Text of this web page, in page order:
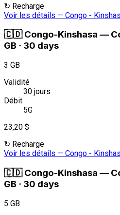
↻ Recharge
Voir les détails — Congo -
🇨🇩 Congo-Kinshasa —
GB · 30 days
3 GB
Validité
30 jours
Débit
5G
23,20 $
↻ Recharge
Voir les détails — Congo -
🇨🇩 Congo-Kinshasa —
GB · 30 days
5 GB